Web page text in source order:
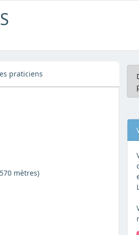
praticiens
mètres)